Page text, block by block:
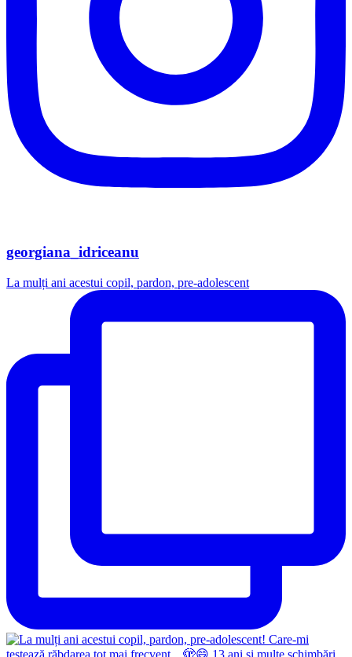
georgiana_idriceanu
La mulți ani acestui copil, pardon, pre-adolescent